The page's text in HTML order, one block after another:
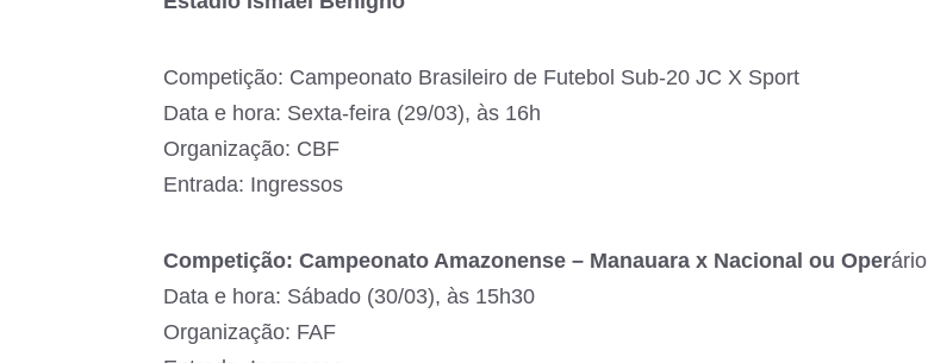
Competição: Campeonato Brasileiro de Futebol Sub-20 JC X Sport
Data e hora: Sexta-feira (29/03), às 16h
Organização: CBF
Entrada: Ingressos
Competição: Campeonato Amazonense – Manauara x Nacional ou Operário
Data e hora: Sábado (30/03), às 15h30
Organização: FAF